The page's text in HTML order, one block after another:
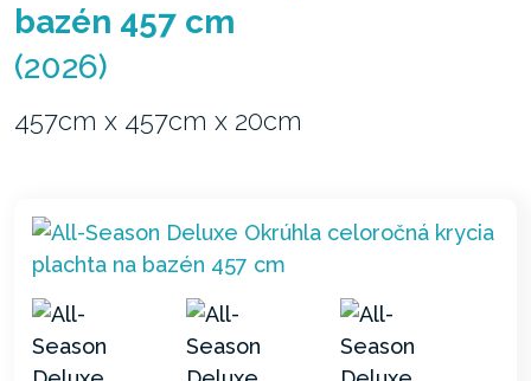
bazén 457 cm
(2026)
457cm x 457cm x 20cm